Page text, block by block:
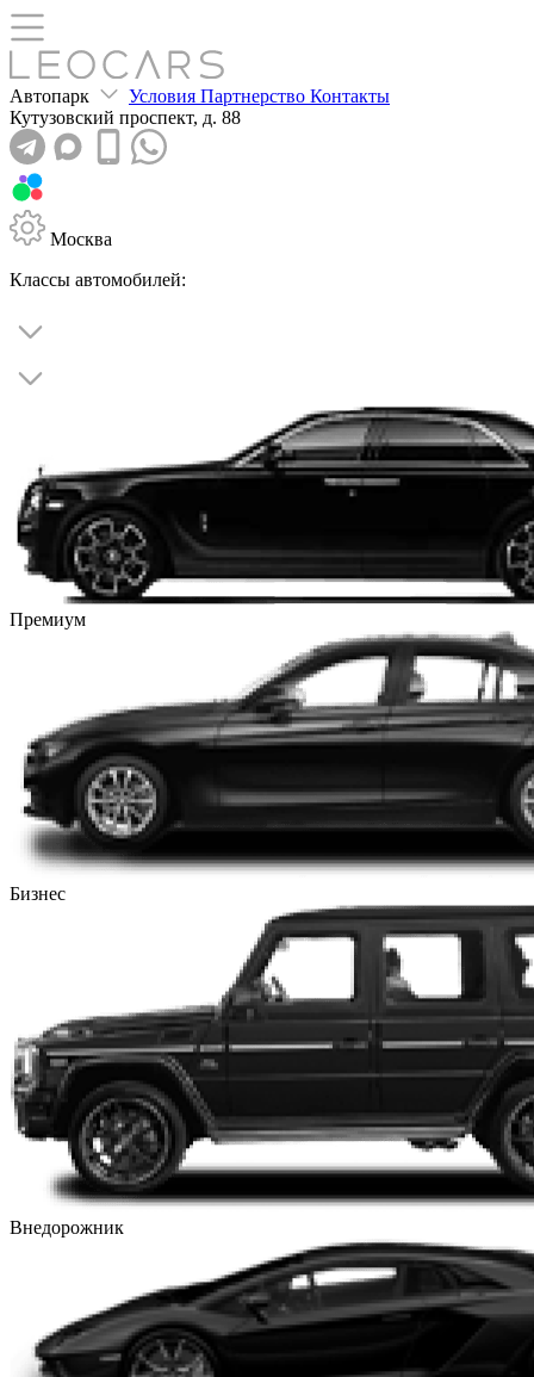
Автопарк Условия Партнерство Контакты
Кутузовский проспект, д. 88
Москва
Классы автомобилей:
Премиум
Бизнес
Внедорожник